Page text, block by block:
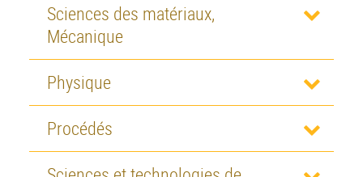
Sciences des matériaux,
Mécanique
Physique
Procédés